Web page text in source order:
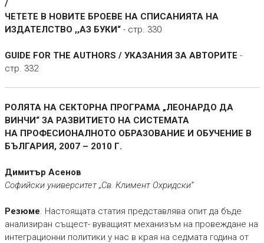
/
ЧЕТЕТЕ В НОВИТЕ БРОЕВЕ НА СПИСАНИЯТА НА
ИЗДАТЕЛСТВО ,,АЗ БУКИ“- стр. 330
GUIDE FOR THE AUTHORS / УКАЗАНИЯ ЗА АВТОРИТЕ -
стр. 332
РОЛЯТА НА СЕКТОРНА ПРОГРАМА „ЛЕОНАРДО ДА
ВИНЧИ“ ЗА РАЗВИТИЕТО НА СИСТЕМАТА
НА ПРОФЕСИОНАЛНОТО ОБРАЗОВАНИЕ И ОБУЧЕНИЕ В
БЪЛГАРИЯ, 2007 – 2010 Г.
Димитър Асенов
Софийски университет „Св. Климент Охридски“
Резюме. Настоящата статия представлява опит да бъде
анализиран същест- вуващият механизъм на провеждане на
интеграционни политики у нас в края на седмата година от